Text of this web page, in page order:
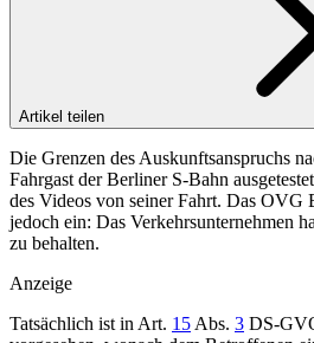
Artikel teilen
Die Grenzen des Auskunftsanspruchs
Fahrgast der Berliner S-Bahn
des Videos von seiner Fahrt. Das OVG
jedoch ein: Das Verkehrsunternehmen
zu behalten.
Anzeige
Tatsächlich ist in Art. 15 Abs. 3 DS-